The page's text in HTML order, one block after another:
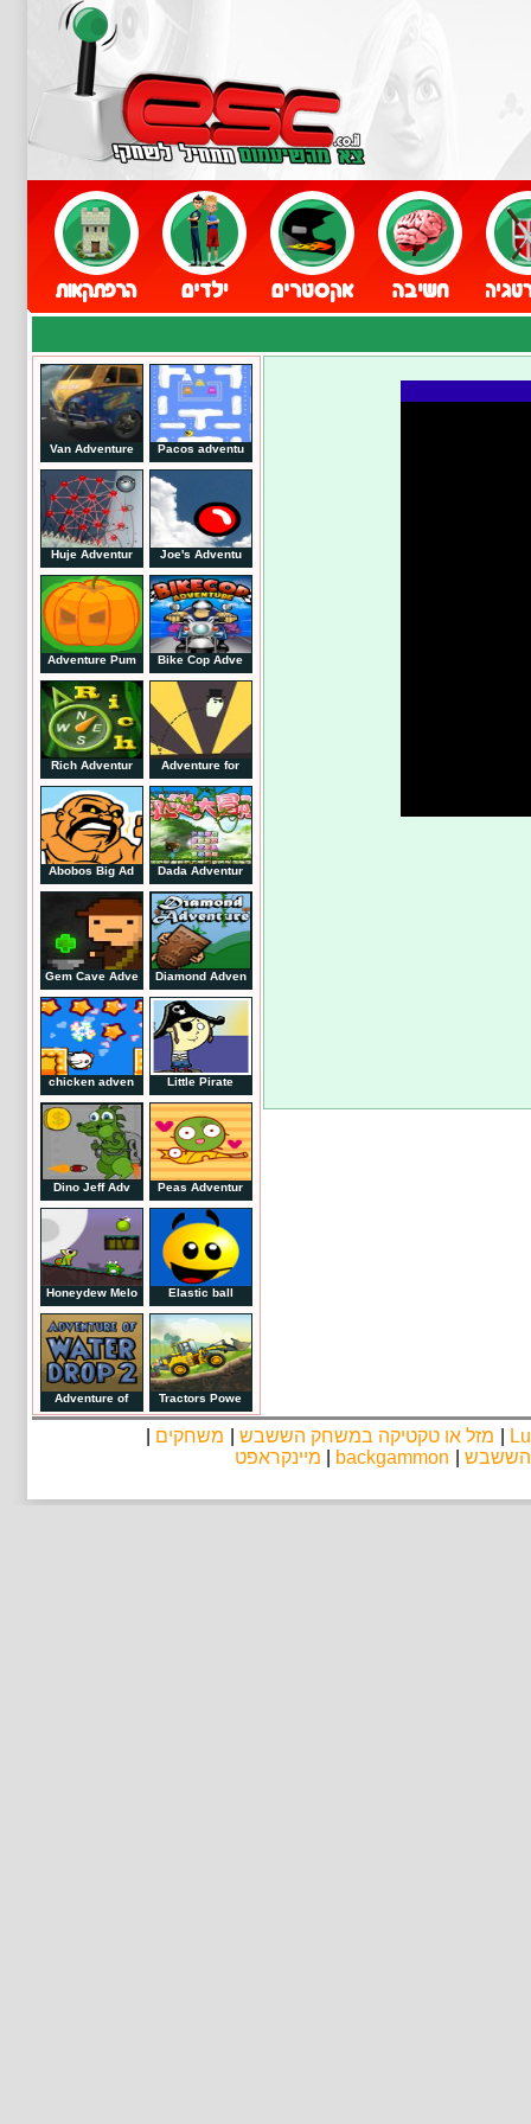
Pacos adventu
Van Adventure
Joe's Adventu
Huje Adventur
Bike Cop Adve
Adventure Pum
Adventure for
Rich Adventur
Dada Adventur
Abobos Big Ad
Diamond Adven
Gem Cave Adve
Little Pirate
chicken adven
Peas Adventur
Dino Jeff Adv
Elastic ball
Honeydew Melo
Tractors Powe
Adventure of
מזל או טקטיקה במשחק הששבש משחקים
הששבש
backgammon מיינקראפט